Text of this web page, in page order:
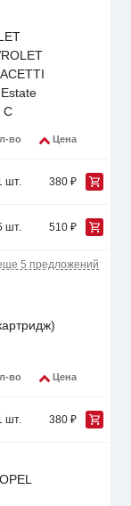
C
во Цена
шт. 380 ₽
шт. 510 ₽
5 предложений
во Цена
шт. 380 ₽